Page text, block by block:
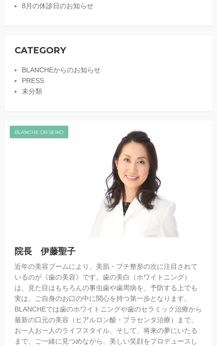
8月の休診日のお知らせ
CATEGORY
BLANCHEからのお知らせ
PRESS
未分類
BLANCHE DR.SEIKO
院長 伊藤聖子
近年の美容ブームにより、美肌・プチ整形の次に注目されて
いるのが《歯の美容》です。歯の美白（ホワイトニング）
は、見た目はもちろんの事虫歯や歯周病を、予防する上でも
実は、ご自身のお口の中に関心を持つ第一歩となります。
BLANCHEでは歯のホワイトニングや歯のセラミック治療から
最新の口元の美容（ヒアルロン酸・プラセンタ治療）まで、
お一人お一人のライフスタイル、そして、将来の夢にいたる
まで、ご一緒に見つめながら、美しい笑顔をプロデュースし